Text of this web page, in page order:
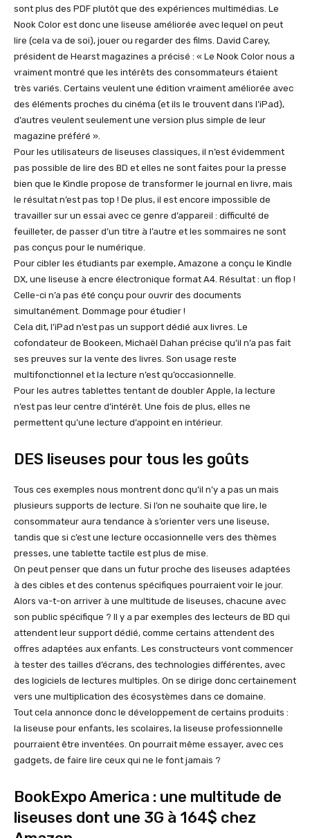
sont plus des PDF plutôt que des expériences multimédias. Le
Nook Color est donc une liseuse améliorée avec lequel on peut
lire (cela va de soi), jouer ou regarder des films. David Carey,
président de Hearst magazines a précisé : « Le Nook Color nous a
vraiment montré que les intérêts des consommateurs étaient
très variés. Certains veulent une édition vraiment améliorée avec
des éléments proches du cinéma (et ils le trouvent dans l’iPad),
d’autres veulent seulement une version plus simple de leur
magazine préféré ».
Pour les utilisateurs de liseuses classiques, il n’est évidemment
pas possible de lire des BD et elles ne sont faites pour la presse
bien que le Kindle propose de transformer le journal en livre, mais
le résultat n’est pas top ! De plus, il est encore impossible de
travailler sur un essai avec ce genre d’appareil : difficulté de
feuilleter, de passer d’un titre à l’autre et les sommaires ne sont
pas conçus pour le numérique.
Pour cibler les étudiants par exemple, Amazone a conçu le Kindle
DX, une liseuse à encre électronique format A4. Résultat : un flop !
Celle-ci n’a pas été conçu pour ouvrir des documents
simultanément. Dommage pour étudier !
Cela dit, l’iPad n’est pas un support dédié aux livres. Le
cofondateur de Bookeen, Michaël Dahan précise qu’il n’a pas fait
ses preuves sur la vente des livres. Son usage reste
multifonctionnel et la lecture n’est qu’occasionnelle.
Pour les autres tablettes tentant de doubler Apple, la lecture
n’est pas leur centre d’intérêt. Une fois de plus, elles ne
permettent qu’une lecture d’appoint en intérieur.
DES liseuses pour tous les goûts
Tous ces exemples nous montrent donc qu’il n’y a pas un mais
plusieurs supports de lecture. Si l’on ne souhaite que lire, le
consommateur aura tendance à s’orienter vers une liseuse,
tandis que si c’est une lecture occasionnelle vers des thèmes
presses, une tablette tactile est plus de mise.
On peut penser que dans un futur proche des liseuses adaptées
à des cibles et des contenus spécifiques pourraient voir le jour.
Alors va-t-on arriver à une multitude de liseuses, chacune avec
son public spécifique ? Il y a par exemples des lecteurs de BD qui
attendent leur support dédié, comme certains attendent des
offres adaptées aux enfants. Les constructeurs vont commencer
à tester des tailles d’écrans, des technologies différentes, avec
des logiciels de lectures multiples. On se dirige donc certainement
vers une multiplication des écosystèmes dans ce domaine.
Tout cela annonce donc le développement de certains produits :
la liseuse pour enfants, les scolaires, la liseuse professionnelle
pourraient être inventées. On pourrait même essayer, avec ces
gadgets, de faire lire ceux qui ne le font jamais ?
BookExpo America : une multitude de
liseuses dont une 3G à 164$ chez